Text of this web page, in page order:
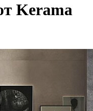
Kerama